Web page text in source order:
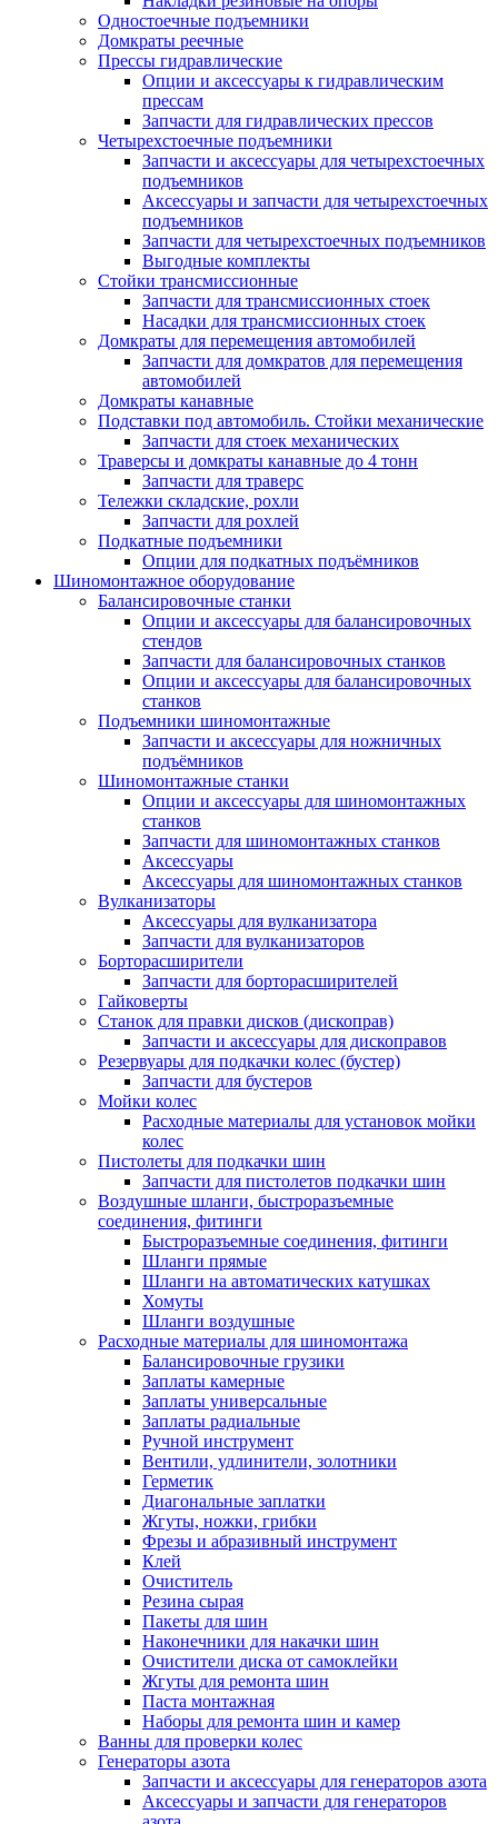
Одностоечные подъемники
Домкраты реечные
Прессы гидравлические
Опции и аксессуары к гидравлическим
прессам
Запчасти для гидравлических прессов
Четырехстоечные подъемники
Запчасти и аксессуары для четырехстоечных
подъемников
Аксессуары и запчасти для четырехстоечных
подъемников
Запчасти для четырехстоечных подъемников
Выгодные комплекты
Стойки трансмиссионные
Запчасти для трансмиссионных стоек
Насадки для трансмиссионных стоек
Домкраты для перемещения автомобилей
Запчасти для домкратов для перемещения
автомобилей
Домкраты канавные
Подставки под автомобиль. Стойки механические
Запчасти для стоек механических
Траверсы и домкраты канавные до 4 тонн
Запчасти для траверс
Тележки складские, рохли
Запчасти для рохлей
Подкатные подъемники
Опции для подкатных подъёмников
Шиномонтажное оборудование
Балансировочные станки
Опции и аксессуары для балансировочных
стендов
Запчасти для балансировочных станков
Опции и аксессуары для балансировочных
станков
Подъемники шиномонтажные
Запчасти и аксессуары для ножничных
подъёмников
Шиномонтажные станки
Опции и аксессуары для шиномонтажных
станков
Запчасти для шиномонтажных станков
Аксессуары
Аксессуары для шиномонтажных станков
Вулканизаторы
Аксессуары для вулканизатора
Запчасти для вулканизаторов
Борторасширители
Запчасти для борторасширителей
Гайковерты
Станок для правки дисков (дископрав)
Запчасти и аксессуары для дископравов
Резервуары для подкачки колес (бустер)
Запчасти для бустеров
Мойки колес
Расходные материалы для установок мойки
колес
Пистолеты для подкачки шин
Запчасти для пистолетов подкачки шин
Воздушные шланги, быстроразъемные
соединения, фитинги
Быстроразъемные соединения, фитинги
Шланги прямые
Шланги на автоматических катушках
Хомуты
Шланги воздушные
Расходные материалы для шиномонтажа
Балансировочные грузики
Заплаты камерные
Заплаты универсальные
Заплаты радиальные
Ручной инструмент
Вентили, удлинители, золотники
Герметик
Диагональные заплатки
Жгуты, ножки, грибки
Фрезы и абразивный инструмент
Клей
Очиститель
Резина сырая
Пакеты для шин
Наконечники для накачки шин
Очистители диска от самоклейки
Жгуты для ремонта шин
Паста монтажная
Наборы для ремонта шин и камер
Ванны для проверки колес
Генераторы азота
Запчасти и аксессуары для генераторов азота
Аксессуары и запчасти для генераторов